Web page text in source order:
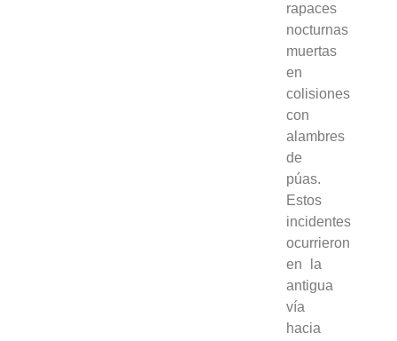
rapaces
nocturnas
muertas
en
colisiones
con
alambres
de
púas.
Estos
incidentes
ocurrieron
en la
antigua
vía
hacia